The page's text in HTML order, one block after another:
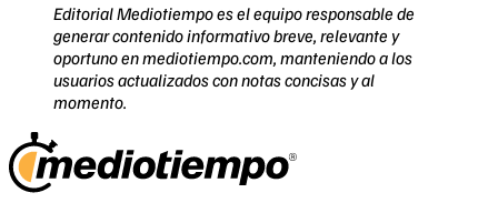
Editorial Mediotiempo es el equipo responsable de
generar contenido informativo breve, relevante y
oportuno en mediotiempo.com, manteniendo a los
usuarios actualizados con notas concisas y al
momento.